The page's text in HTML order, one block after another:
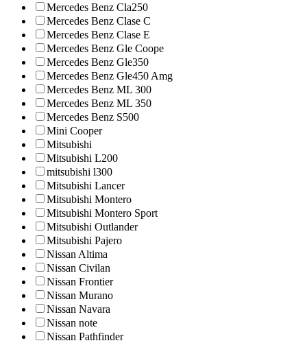
Mercedes Benz Cla250
Mercedes Benz Clase C
Mercedes Benz Clase E
Mercedes Benz Gle Coope
Mercedes Benz Gle350
Mercedes Benz Gle450 Amg
Mercedes Benz ML 300
Mercedes Benz ML 350
Mercedes Benz S500
Mini Cooper
Mitsubishi
Mitsubishi L200
mitsubishi l300
Mitsubishi Lancer
Mitsubishi Montero
Mitsubishi Montero Sport
Mitsubishi Outlander
Mitsubishi Pajero
Nissan Altima
Nissan Civilan
Nissan Frontier
Nissan Murano
Nissan Navara
Nissan note
Nissan Pathfinder